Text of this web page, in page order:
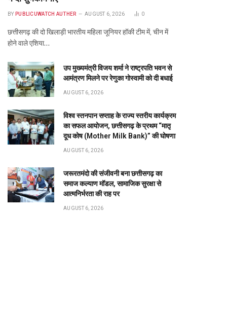
बिलासपुर के खेलो इंडिया सेंटर ऑफ एक्सीलेंस की गीता
यादव और मधु सिदार का चयन, उप मुख्यमंत्री अरुण साव
छत्तीसगढ़ की दो खिलाड़ी भारतीय महिला जूनियर हॉकी टीम में, चीन में
होने वाले एशिया…